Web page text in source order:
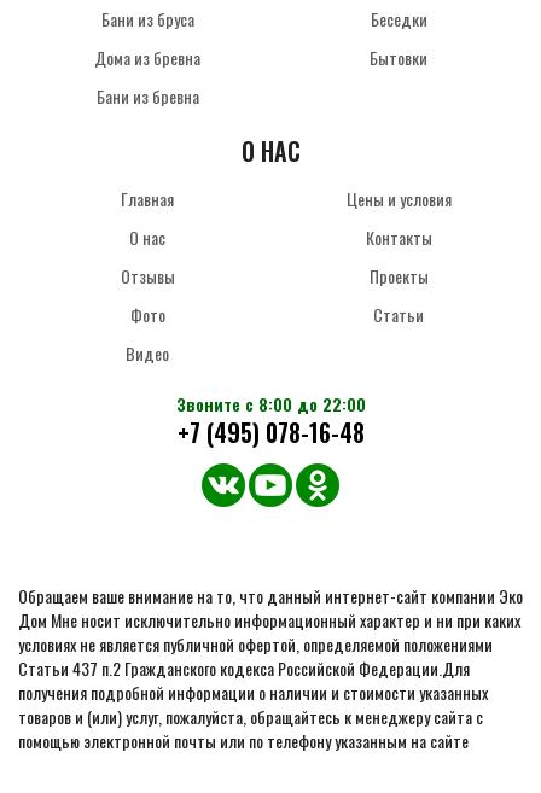
Бани из бруса
Дома из бревна
Бани из бревна
Беседки
Бытовки
О НАС
Главная
О нас
Отзывы
Фото
Видео
Цены и условия
Контакты
Проекты
Статьи
Звоните с 8:00 до 22:00
+7 (495) 078-16-48
Обращаем ваше внимание на то, что данный интернет-сайт компании Эко
Дом Мне носит исключительно информационный характер и ни при каких
условиях не является публичной офертой, определяемой положениями
Статьи 437 п.2 Гражданского кодекса Российской Федерации.Для
получения подробной информации о наличии и стоимости указанных
товаров и (или) услуг, пожалуйста, обращайтесь к менеджеру сайта с
помощью электронной почты или по телефону указанным на сайте